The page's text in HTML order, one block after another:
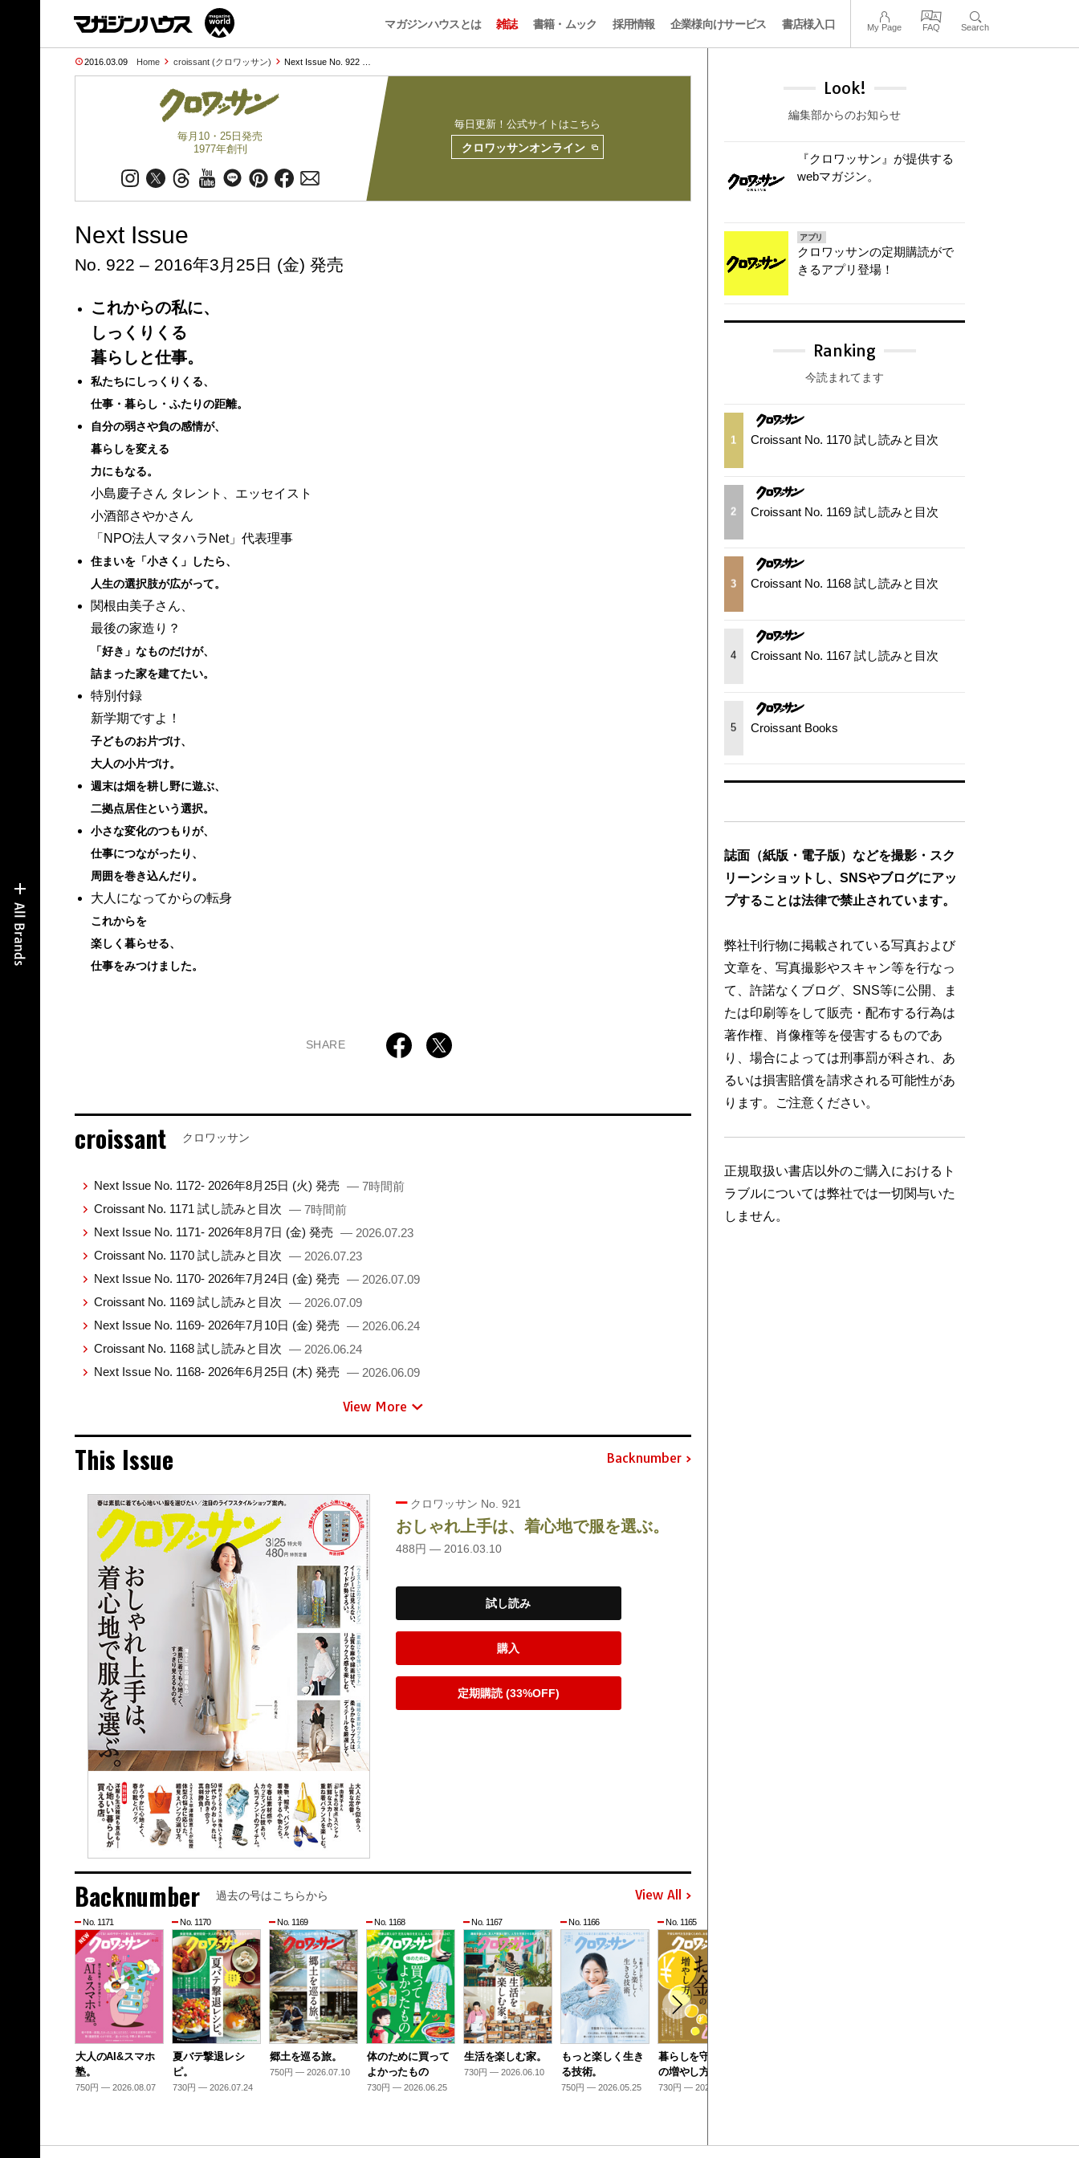
マガジンハウスとは 雑誌 書籍・ムック 採用情報 企業様向けサービス 書店様入口 My Page FAQ Search
2016.03.09 Home croissant (クロワッサン) Next Issue No. 922 …
毎月10・25日発売
1977年創刊
毎日更新！公式サイトはこちら
クロワッサンオンライン
Next Issue
No. 922 – 2016年3月25日 (金) 発売
これからの私に、
しっくりくる
暮らしと仕事。
私たちにしっくりくる、
仕事・暮らし・ふたりの距離。
自分の弱さや負の感情が、
暮らしを変える
力にもなる。
小島慶子さん タレント、エッセイスト
小酒部さやかさん
「NPO法人マタハラNet」代表理事
住まいを「小さく」したら、
人生の選択肢が広がって。
関根由美子さん、
最後の家造り？
「好き」なものだけが、
詰まった家を建てたい。
特別付録
新学期ですよ！
子どものお片づけ、
大人の小片づけ。
週末は畑を耕し野に遊ぶ、
二拠点居住という選択。
小さな変化のつもりが、
仕事につながったり、
周囲を巻き込んだり。
大人になってからの転身
これからを
楽しく暮らせる、
仕事をみつけました。
SHARE
croissant クロワッサン
Next Issue No. 1172- 2026年8月25日 (火) 発売 — 7時間前
Croissant No. 1171 試し読みと目次 — 7時間前
Next Issue No. 1171- 2026年8月7日 (金) 発売 — 2026.07.23
Croissant No. 1170 試し読みと目次 — 2026.07.23
Next Issue No. 1170- 2026年7月24日 (金) 発売 — 2026.07.09
Croissant No. 1169 試し読みと目次 — 2026.07.09
Next Issue No. 1169- 2026年7月10日 (金) 発売 — 2026.06.24
Croissant No. 1168 試し読みと目次 — 2026.06.24
Next Issue No. 1168- 2026年6月25日 (木) 発売 — 2026.06.09
View More
This Issue Backnumber
クロワッサン No. 921
おしゃれ上手は、着心地で服を選ぶ。
488円 — 2016.03.10
試し読み
購入
定期購読 (33%OFF)
Backnumber 過去の号はこちらから View All
No. 1171
大人のAI&スマホ
塾。
750円 — 2026.08.07
No. 1170
夏バテ撃退レシ
ピ。
730円 — 2026.07.24
No. 1169
郷土を巡る旅。
750円 — 2026.07.10
No. 1168
体のために買って
よかったもの
730円 — 2026.06.25
No. 1167
生活を楽しむ家。
730円 — 2026.06.10
No. 1166
もっと楽しく生き
る技術。
750円 — 2026.05.25
No. 1165
暮らしを守るお金
の増やし方。
730円 — 2026.05.09
Look!
編集部からのお知らせ
『クロワッサン』が提供する
webマガジン。
アプリ
クロワッサンの定期購読がで
きるアプリ登場！
Ranking
今読まれてます
1 Croissant No. 1170 試し読みと目次
2 Croissant No. 1169 試し読みと目次
3 Croissant No. 1168 試し読みと目次
4 Croissant No. 1167 試し読みと目次
5 Croissant Books
誌面（紙版・電子版）などを撮影・スク
リーンショットし、SNSやブログにアッ
プすることは法律で禁止されています。
弊社刊行物に掲載されている写真および
文章を、写真撮影やスキャン等を行なっ
て、許諾なくブログ、SNS等に公開、ま
たは印刷等をして販売・配布する行為は
著作権、肖像権等を侵害するものであ
り、場合によっては刑事罰が科され、あ
るいは損害賠償を請求される可能性があ
ります。ご注意ください。
正規取扱い書店以外のご購入におけるト
ラブルについては弊社では一切関与いた
しません。